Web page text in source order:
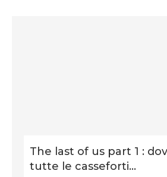
The last of us part 1 :
tutte le casseforti...